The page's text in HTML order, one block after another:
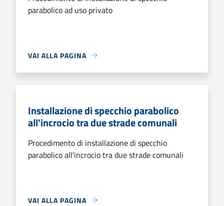
parabolico ad uso privato
VAI ALLA PAGINA
Installazione di specchio parabolico
all'incrocio tra due strade comunali
Procedimento di installazione di specchio
parabolico all'incrocio tra due strade comunali
VAI ALLA PAGINA